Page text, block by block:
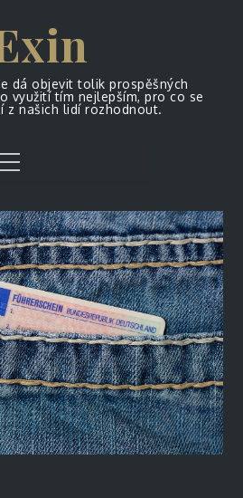
dá objevit tolik prospěšných
využití tím nejlepším, pro co se
z našich lidí rozhodnout.